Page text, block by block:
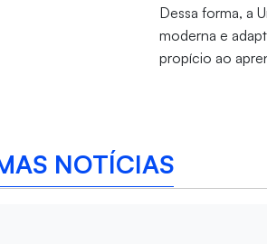
Dessa forma, a
moderna e
propício ao
NOTÍCIAS